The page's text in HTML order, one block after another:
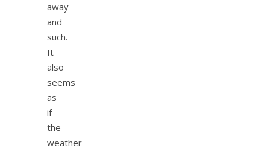
away
and
such.
It
also
seems
as
if
the
weather